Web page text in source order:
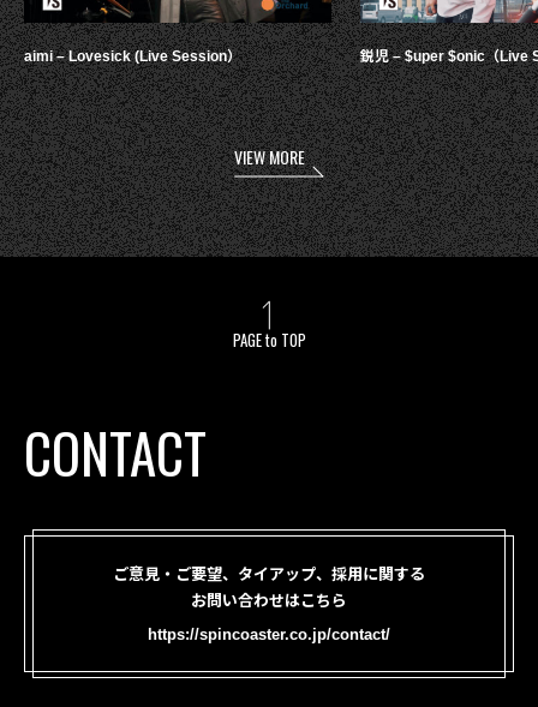
aimi – Lovesick (Live Session） 鋭児 – $uper $onic（Live
VIEW MORE
PAGE to TOP
CONTACT
ご意見・ご要望、タイアップ、採用に関する
お問い合わせはこちら
https://spincoaster.co.jp/contact/